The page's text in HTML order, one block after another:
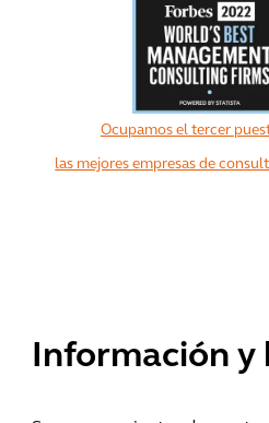
Ocupamos el tercer
las mejores empresas de
Información y